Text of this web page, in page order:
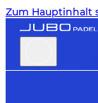
Zum Hauptinhalt